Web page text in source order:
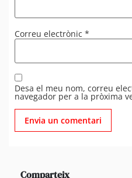
Correu electrònic *
Desa el meu nom, correu
navegador per a la pròxima
Comparteix